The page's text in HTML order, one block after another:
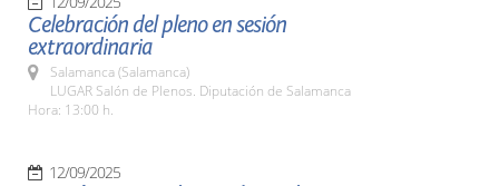
Celebración del pleno en sesión
extraordinaria
Salamanca (Salamanca)
LUGAR Salón de Plenos. Diputación de Salamanca
Hora: 13:00 h.
12/09/2025